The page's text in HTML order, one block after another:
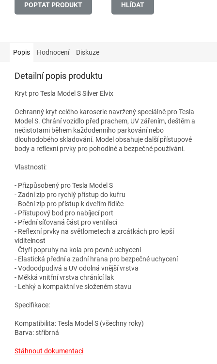
POPTAT PRODUKT HLÍDAT
Popis Hodnocení Diskuze
Detailní popis produktu
Kryt pro Tesla Model S Silver Elvix
Ochranný kryt celého karoserie navržený speciálně pro Tesla
Model S. Chrání vozidlo před prachem, UV zářením, deštěm a
nečistotami během každodenního parkování nebo
dlouhodobého skladování. Model obsahuje další přístupové
body a reflexní prvky pro pohodlné a bezpečné používání.
Vlastnosti:
- Přizpůsobený pro Tesla Model S
- Zadní zip pro rychlý přístup do kufru
- Boční zip pro přístup k dveřím řidiče
- Přístupový bod pro nabíjecí port
- Přední síťovaná část pro ventilaci
- Reflexní prvky na světlometech a zrcátkách pro lepší
viditelnost
- Čtyři popruhy na kola pro pevné uchycení
- Elastická přední a zadní hrana pro bezpečné uchycení
- Vodoodpudivá a UV odolná vnější vrstva
- Měkká vnitřní vrstva chránící lak
- Lehký a kompaktní ve složeném stavu
Specifikace:
Kompatibilita: Tesla Model S (všechny roky)
Barva: stříbrná
Stáhnout dokumentaci